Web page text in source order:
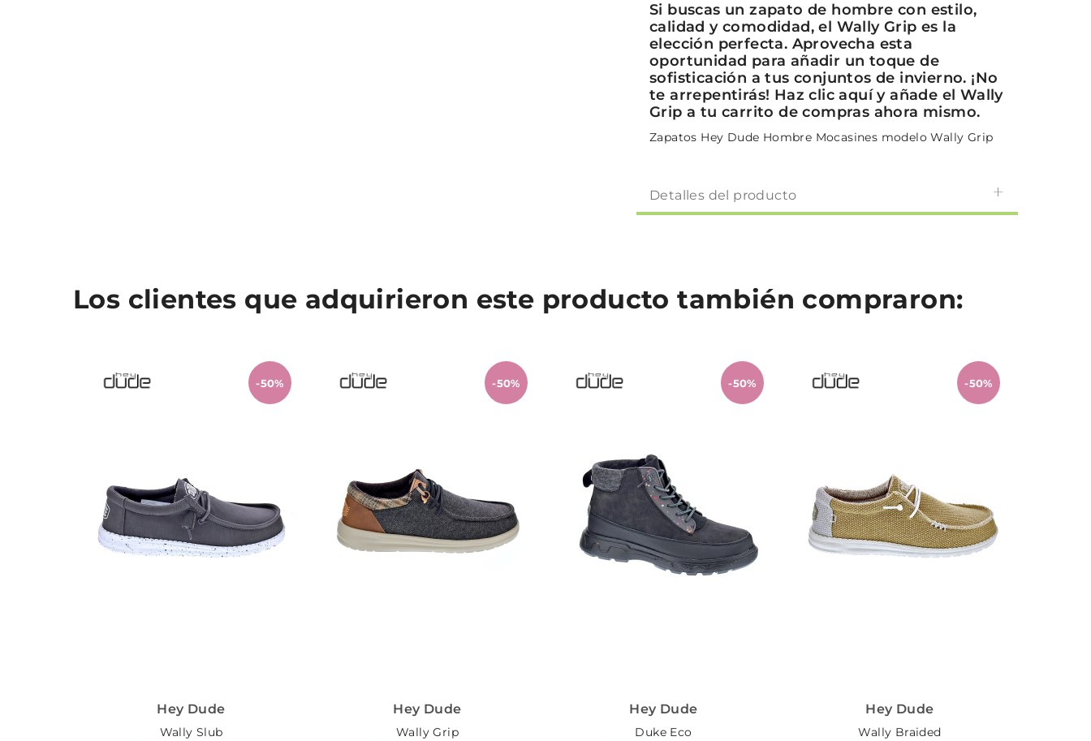
Si buscas un zapato de hombre con estilo,
calidad y comodidad, el Wally Grip es la
elección perfecta. Aprovecha esta
oportunidad para añadir un toque de
sofisticación a tus conjuntos de invierno. ¡No
te arrepentirás! Haz clic aquí y añade el Wally
Grip a tu carrito de compras ahora mismo.
Zapatos Hey Dude Hombre Mocasines modelo Wally Grip
Detalles del producto
Los clientes que adquirieron este producto también compraron:
-50%
Hey Dude
Wally Slub
-50%
Hey Dude
Wally Grip
-50%
Hey Dude
Duke Eco
-50%
Hey Dude
Wally Braided